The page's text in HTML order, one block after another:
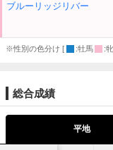
ブルーリッジリバー
※性別の色分け [ :牡馬 :
総合成績
平地